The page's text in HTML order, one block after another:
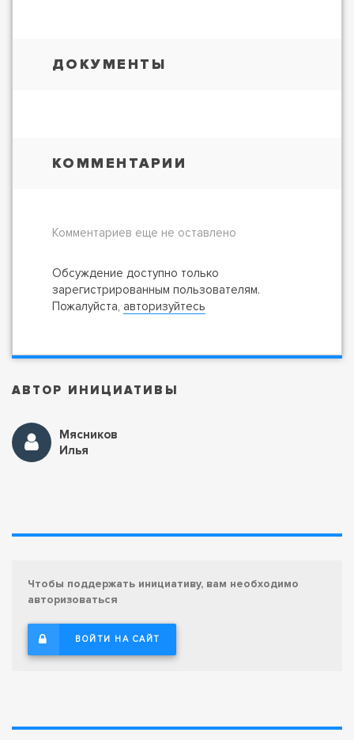
ДОКУМЕНТЫ
КОММЕНТАРИИ
Комментариев еще не оставлено
Обсуждение доступно только
зарегистрированным пользователям.
Пожалуйста, авторизуйтесь
АВТОР ИНИЦИАТИВЫ
Мясников
Илья
Чтобы поддержать инициативу, вам необходимо
авторизоваться
ВОЙТИ НА САЙТ